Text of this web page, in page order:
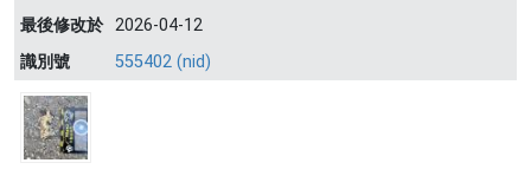
最後修改於 2026-04-12
識別號
555402 (nid)